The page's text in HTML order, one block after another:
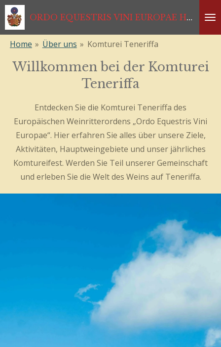
Zum
Hauptinhalt
ORDO EQUESTRIS VINI EUROPAE HABSBURGISCHER RITTERORDEN *1333*1468*1984*2024
Home » Über uns » Komturei Teneriffa
Willkommen bei der Komturei
Teneriffa
Entdecken Sie die Komturei Teneriffa des
Europäischen Weinritterordens „Ordo Equestris Vini
Europae“. Hier erfahren Sie alles über unsere Ziele,
Aktivitäten, Hauptweingebiete und unser jährliches
Komtureifest. Werden Sie Teil unserer Gemeinschaft
und erleben Sie die Welt des Weins auf Teneriffa.